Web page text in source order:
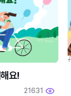
요!
21631